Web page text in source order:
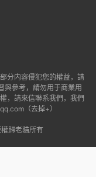
分内容侵犯您的權益，請
與參考，請勿用于商業用
，請來信聯系我們，我們
（去掉+）
歸老貓所有